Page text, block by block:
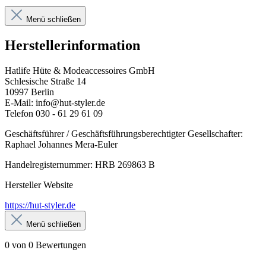
Menü schließen
Herstellerinformation
Hatlife Hüte & Modeaccessoires GmbH
Schlesische Straße 14
10997 Berlin
E-Mail: info@hut-styler.de
Telefon 030 - 61 29 61 09
Geschäftsführer / Geschäftsführungsberechtigter Gesellschafter:
Raphael Johannes Mera-Euler
Handelregisternummer: HRB 269863 B
Hersteller Website
https://hut-styler.de
Menü schließen
0 von 0 Bewertungen